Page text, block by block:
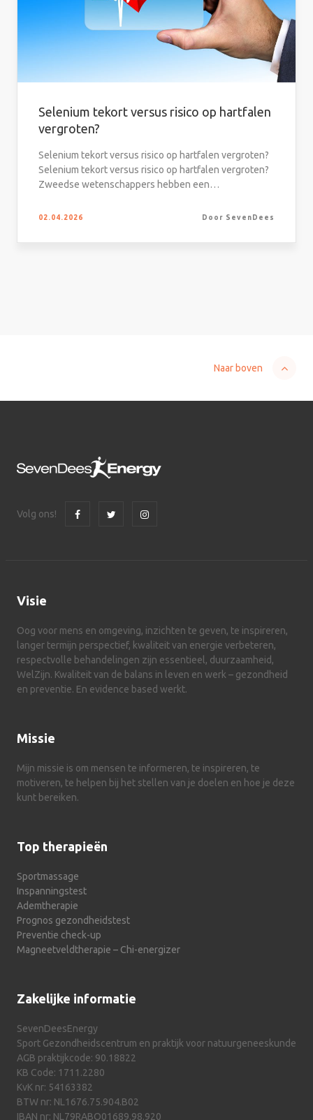
Selenium tekort versus risico op hartfalen
vergroten?
Selenium tekort versus risico op hartfalen vergroten?
Selenium tekort versus risico op hartfalen vergroten?
Zweedse wetenschappers hebben een…
02.04.2026 Door SevenDees
Naar boven
Volg ons!
Visie
Oog voor mens en omgeving, inzichten te geven, te inspireren,
langer termijn perspectief, kwaliteit van energie verbeteren,
respectvolle behandelingen zijn essentieel, duurzaamheid,
WelZijn. Kwaliteit van de balans in leven en werk – gezondheid
en preventie. En evidence based werkt.
Missie
Mijn missie is om mensen te informeren, te inspireren, te
motiveren, te helpen bij het stellen van je doelen en hoe je deze
kunt bereiken.
Top therapieën
Sportmassage
Inspanningstest
Ademtherapie
Prognos gezondheidstest
Preventie check-up
Magneetveldtherapie – Chi-energizer
Zakelijke informatie
SevenDeesEnergy
Sport Gezondheidscentrum en praktijk voor natuurgeneeskunde
AGB praktijkcode: 90.18822
KB Code: 1711.2280
KvK nr: 54163382
BTW nr: NL1676.75.904.B02
IBAN nr: NL79RABO01689.98.920